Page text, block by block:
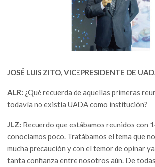
JOSÉ LUIS ZITO, VICEPRESIDENTE DE
ALR: ¿Qué recuerda de aquellas primeras
todavía no existía UADA como institución?
JLZ: Recuerdo que estábamos reunidos con
conocíamos poco. Tratábamos el tema que
mucha precaución y con el temor de opinar
tanta confianza entre nosotros aún. De